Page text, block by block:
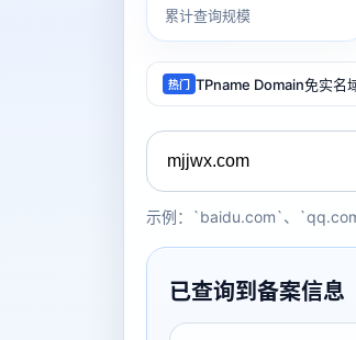
累计查询规模
热门 TPname Domain免实名
示例：`baidu.com`、
已查询到备案信息